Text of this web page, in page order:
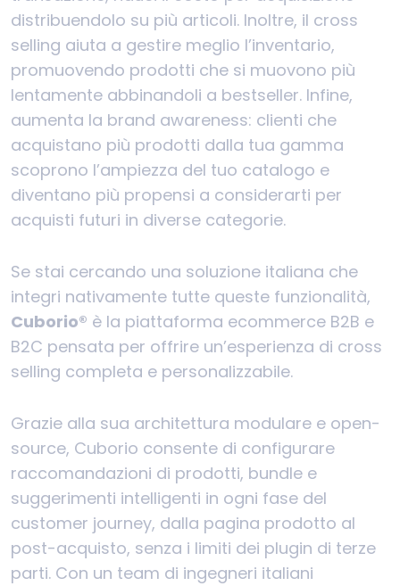
distribuendolo su più articoli. Inoltre, il cross
selling aiuta a gestire meglio l’inventario,
promuovendo prodotti che si muovono più
lentamente abbinandoli a bestseller. Infine,
aumenta la brand awareness: clienti che
acquistano più prodotti dalla tua gamma
scoprono l’ampiezza del tuo catalogo e
diventano più propensi a considerarti per
acquisti futuri in diverse categorie.
Se stai cercando una soluzione italiana che
integri nativamente tutte queste funzionalità,
Cuborio® è la piattaforma ecommerce B2B e
B2C pensata per offrire un’esperienza di cross
selling completa e personalizzabile.
Grazie alla sua architettura modulare e open-
source, Cuborio consente di configurare
raccomandazioni di prodotti, bundle e
suggerimenti intelligenti in ogni fase del
customer journey, dalla pagina prodotto al
post-acquisto, senza i limiti dei plugin di terze
parti. Con un team di ingegneri italiani